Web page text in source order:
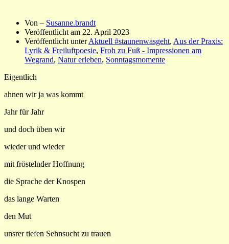
Von – Susanne.brandt
Veröffentlicht am 22. April 2023
Veröffentlicht unterAktuell #staunenwasgeht, Aus der Praxis:
Lyrik & Freiluftpoesie, Froh zu Fuß - Impressionen am
Wegrand, Natur erleben, Sonntagsmomente
Eigentlich
ahnen wir ja was kommt
Jahr für Jahr
und doch üben wir
wieder und wieder
mit fröstelnder Hoffnung
die Sprache der Knospen
das lange Warten
den Mut
unsrer tiefen Sehnsucht zu trauen